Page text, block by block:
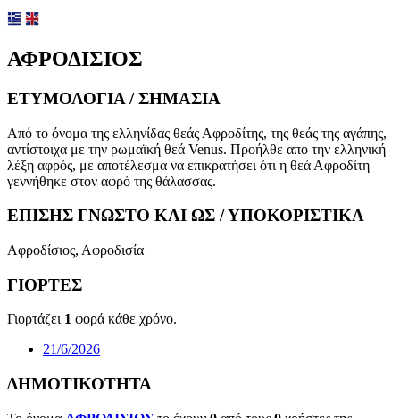
ΑΦΡΟΔΙΣΙΟΣ
ΕΤΥΜΟΛΟΓΙΑ / ΣΗΜΑΣΙΑ
Από το όνομα της ελληνίδας θεάς Αφροδίτης, της θεάς της αγάπης,
αντίστοιχα με την ρωμαϊκή θεά Venus. Προήλθε απο την ελληνική
λέξη αφρός, με αποτέλεσμα να επικρατήσει ότι η θεά Αφροδίτη
γεννήθηκε στον αφρό της θάλασσας.
ΕΠΙΣΗΣ ΓΝΩΣΤΟ ΚΑΙ ΩΣ / ΥΠΟΚΟΡΙΣΤΙΚΑ
Αφροδίσιος, Αφροδισία
ΓΙΟΡΤΕΣ
Γιορτάζει 1 φορά κάθε χρόνο.
21/6/2026
ΔΗΜΟΤΙΚΟΤΗΤΑ